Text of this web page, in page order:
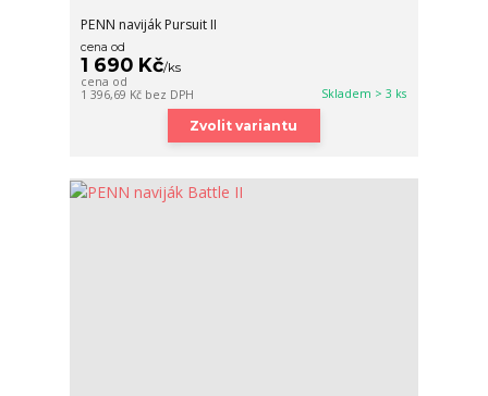
PENN naviják Pursuit II
cena od
1 690 Kč/ks
cena od
1 396,69 Kč bez DPH Skladem > 3 ks
Zvolit variantu